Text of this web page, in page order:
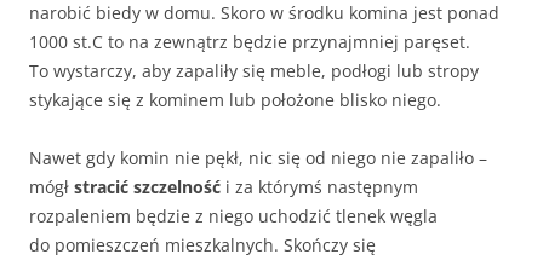
narobić biedy w domu. Skoro w środku komina jest ponad
1000 st.C to na zewnątrz będzie przynajmniej paręset.
To wystarczy, aby zapaliły się meble, podłogi lub stropy
stykające się z kominem lub położone blisko niego.
Nawet gdy komin nie pękł, nic się od niego nie zapaliło –
mógł stracić szczelność i za którymś następnym
rozpaleniem będzie z niego uchodzić tlenek węgla
do pomieszczeń mieszkalnych. Skończy się